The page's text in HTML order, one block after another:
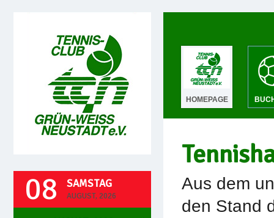
08 SAMSTAG
AUGUST, 2026
HOMEPAGE
Aus dem
den Stand